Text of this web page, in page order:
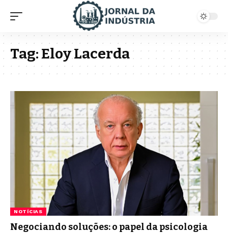
Tag:Eloy Lacerda
NOTÍCIAS
Negociando soluções: o papel da psicologia